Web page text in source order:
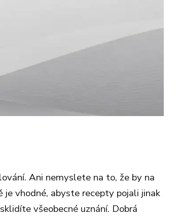
Ani nemyslete na to, že by na
vhodné, abyste recepty pojali jinak
všeobecné uznání. Dobrá